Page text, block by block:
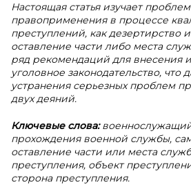
Настоящая статья изучает
правоприменения в процессе
преступлений, как дезертирство
оставление части либо места
ряд рекомендаций для внесения
уголовное законодательство, что
устранения серьезных проблем
двух деяний.
Ключевые слова:
прохождения военной службы,
оставление части или места
преступления, объект
сторона преступления.